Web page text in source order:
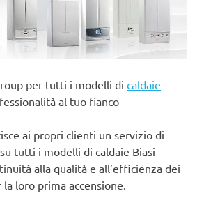
per tutti i modelli di caldaie
al tuo fianco
ai propri clienti un servizio di
tutti i modelli di caldaie Biasi
alla qualità e all’efficienza dei
loro prima accensione.